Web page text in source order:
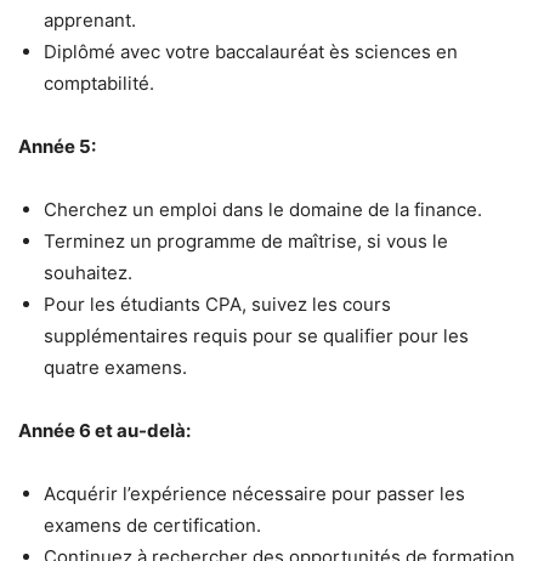
apprenant.
Diplômé avec votre baccalauréat ès sciences en
comptabilité.
Année 5:
Cherchez un emploi dans le domaine de la finance.
Terminez un programme de maîtrise, si vous le
souhaitez.
Pour les étudiants CPA, suivez les cours
supplémentaires requis pour se qualifier pour les
quatre examens.
Année 6 et au-delà:
Acquérir l’expérience nécessaire pour passer les
examens de certification.